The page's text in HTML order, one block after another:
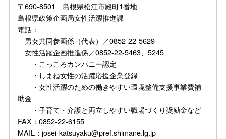
〒690-8501 島根県松江市殿町1番地
島根県政策企画局女性活躍推進課
電話：
男女共同参画係（代表）／0852-22-5629
女性活躍企画推進係／0852-22-5463、5245
・こっころカンパニー認定
・しまね女性の活躍応援企業登録
・女性活躍のための働きやすい環境整備支援事業費補
助金
・子育て・介護と両立しやすい職場づくり奨励金など
FAX：0852-22-6155
MAIL：josei-katsuyaku@pref.shimane.lg.jp